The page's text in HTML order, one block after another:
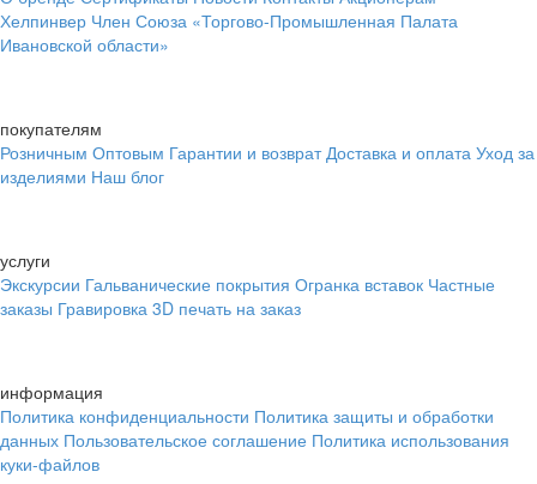
Хелпинвер Член Союза «Торгово-Промышленная Палата
Ивановской области»
покупателям
Розничным Оптовым Гарантии и возврат Доставка и оплата Уход за
изделиями Наш блог
услуги
Экскурсии Гальванические покрытия Огранка вставок Частные
заказы Гравировка 3D печать на заказ
информация
Политика конфиденциальности Политика защиты и обработки
данных Пользовательское соглашение Политика использования
куки-файлов